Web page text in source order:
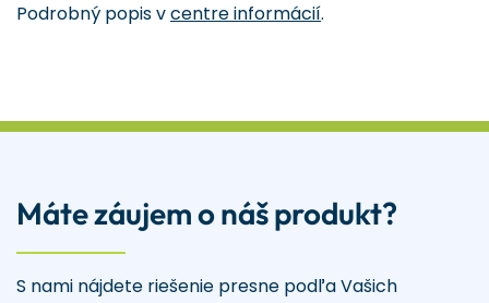
Podrobný popis vcentre informácií.
Máte záujem o náš produkt?
S nami nájdete riešenie presne podľa Vašich